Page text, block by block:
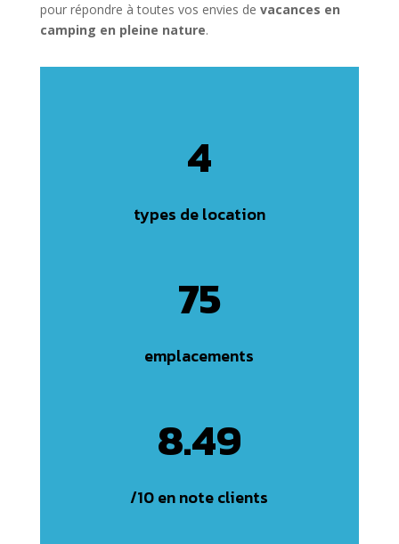
pour répondre à toutes vos envies de vacances en
camping en pleine nature.
4
types de location
75
emplacements
8.49
/10 en note clients